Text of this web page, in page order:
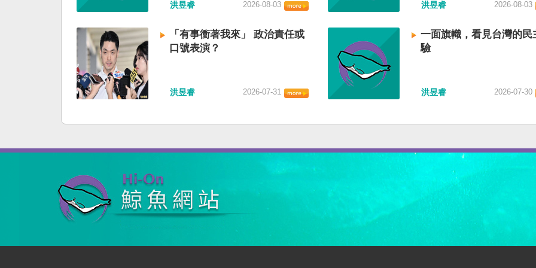
洪昱睿 2026-08-03 洪昱睿 2026-08-03
「有事衝著我來」 政治責任或
口號表演？
洪昱睿 2026-07-31
一面旗幟，看見台灣的民
驗
洪昱睿 2026-07-30